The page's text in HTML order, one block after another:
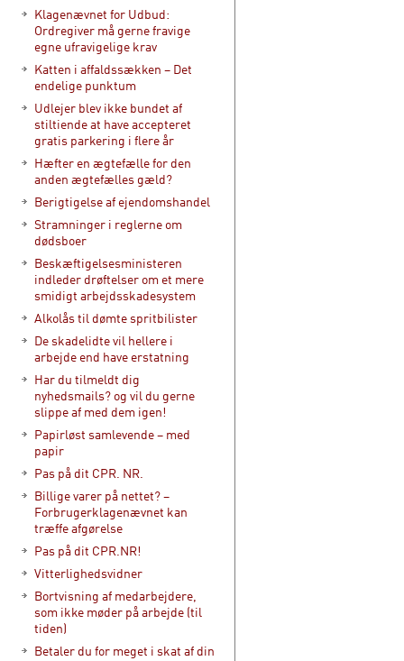
Klagenævnet for Udbud:
Ordregiver må gerne fravige
egne ufravigelige krav
Katten i affaldssækken – Det
endelige punktum
Udlejer blev ikke bundet af
stiltiende at have accepteret
gratis parkering i flere år
Hæfter en ægtefælle for den
anden ægtefælles gæld?
Berigtigelse af ejendomshandel
Stramninger i reglerne om
dødsboer
Beskæftigelsesministeren
indleder drøftelser om et mere
smidigt arbejdsskadesystem
Alkolås til dømte spritbilister
De skadelidte vil hellere i
arbejde end have erstatning
Har du tilmeldt dig
nyhedsmails? og vil du gerne
slippe af med dem igen!
Papirløst samlevende – med
papir
Pas på dit CPR. NR.
Billige varer på nettet? –
Forbrugerklagenævnet kan
træffe afgørelse
Pas på dit CPR.NR!
Vitterlighedsvidner
Bortvisning af medarbejdere,
som ikke møder på arbejde (til
tiden)
Betaler du for meget i skat af din